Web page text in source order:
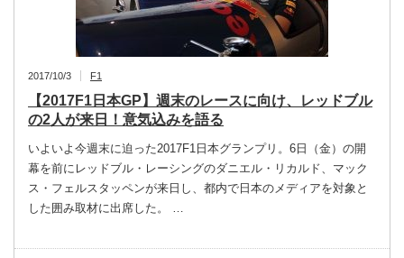
2017/10/3 F1
【2017F1日本GP】週末のレースに向け、レッドブル
の2人が来日！意気込みを語る
いよいよ今週末に迫った2017F1日本グランプリ。6日（金）の開
幕を前にレッドブル・レーシングのダニエル・リカルド、マック
ス・フェルスタッペンが来日し、都内で日本のメディアを対象と
した囲み取材に出席した。 …